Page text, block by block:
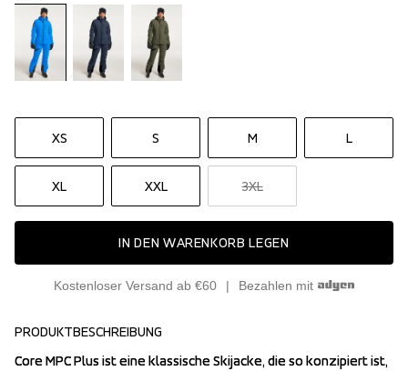
XS S M L
XL XXL 3XL
IN DEN WARENKORB LEGEN
Kostenloser Versand ab €60 Bezahlen mit
PRODUKTBESCHREIBUNG
Core MPC Plus ist eine klassische Skijacke, die so konzipiert ist,
Core MPC Plus ist eine klassische Skijacke, die so konzipiert ist,